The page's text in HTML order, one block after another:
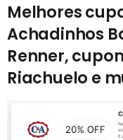
Melhores
Achadinhos
Renner,
Riachuelo e